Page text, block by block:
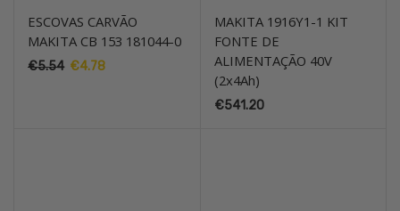
ESCOVAS CARVÃO
MAKITA CB 153 181044-0
€5.54 O€4.78O
MAKITA 1916Y1-1 KIT
FONTE DE
ALIMENTAÇÃO 40V
(2x4Ah)
€541.20